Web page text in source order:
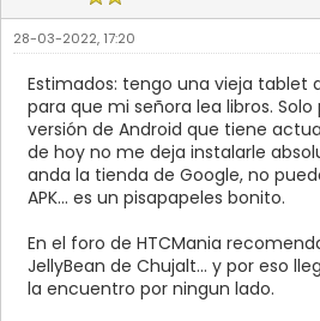
28-03-2022, 17:20
Estimados: tengo una vieja tablet
para que mi señora lea libros. Solo
versión de Android que tiene
de hoy no me deja instalarle
anda la tienda de Google, no
APK... es un pisapapeles bonito.
En el foro de HTCMania
JellyBean de Chujalt... y por eso
la encuentro por ningun lado.